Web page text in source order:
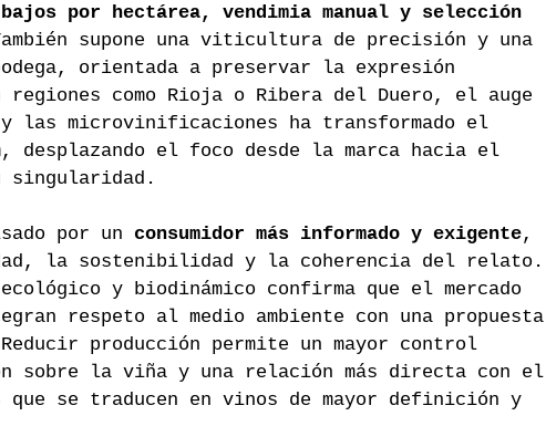
por hectárea, vendimia manual y selección
supone una viticultura de precisión y una
orientada a preservar la expresión
como Rioja o Ribera del Duero, el auge
las microvinificaciones ha transformado el
desplazando el foco desde la marca hacia el
singularidad.
por un consumidor más informado y exigente,
la sostenibilidad y la coherencia del relato.
y biodinámico confirma que el mercado
respeto al medio ambiente con una propuesta
producción permite un mayor control
sobre la viña y una relación más directa con el
se traducen en vinos de mayor definición y